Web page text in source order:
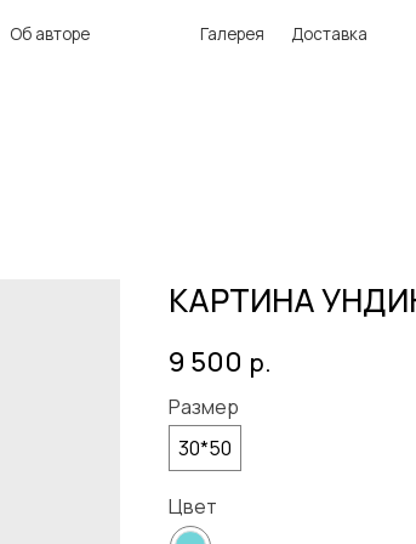
Доставка
КАРТИНА
9 500 р.
Размер
30*50
Цвет